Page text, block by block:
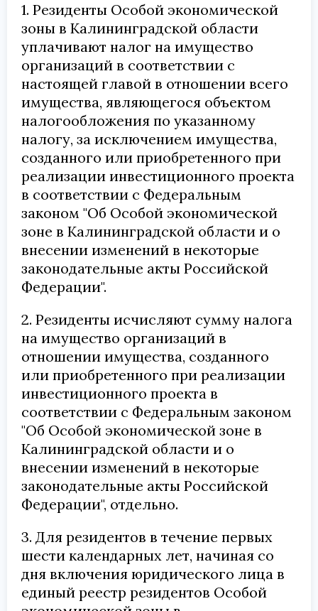
1. Резиденты Особой экономической
зоны в Калининградской области
уплачивают налог на имущество
организаций в соответствии с
настоящей главой в отношении всего
имущества, являющегося объектом
налогообложения по указанному
налогу, за исключением имущества,
созданного или приобретенного при
реализации инвестиционного проекта
в соответствии с Федеральным
законом "Об Особой экономической
зоне в Калининградской области и о
внесении изменений в некоторые
законодательные акты Российской
Федерации".
2. Резиденты исчисляют сумму налога
на имущество организаций в
отношении имущества, созданного
или приобретенного при реализации
инвестиционного проекта в
соответствии с Федеральным законом
"Об Особой экономической зоне в
Калининградской области и о
внесении изменений в некоторые
законодательные акты Российской
Федерации", отдельно.
3. Для резидентов в течение первых
шести календарных лет, начиная со
дня включения юридического лица в
единый реестр резидентов Особой